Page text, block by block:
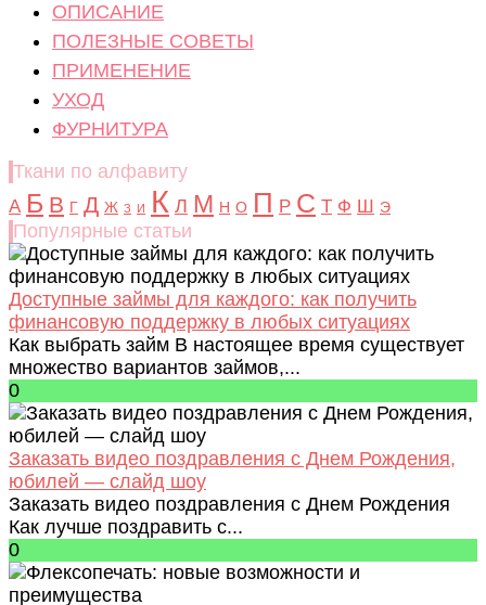
ОПИСАНИЕ
ПОЛЕЗНЫЕ СОВЕТЫ
ПРИМЕНЕНИЕ
УХОД
ФУРНИТУРА
Ткани по алфавиту
А Б В Г Д Ж З И К Л М Н О П Р С Т Ф Ш Э
Популярные статьи
Доступные займы для каждого: как получить
финансовую поддержку в любых ситуациях
Как выбрать займ В настоящее время существует
множество вариантов займов,...
0
Заказать видео поздравления с Днем Рождения,
юбилей — слайд шоу
Заказать видео поздравления с Днем Рождения
Как лучше поздравить с...
0